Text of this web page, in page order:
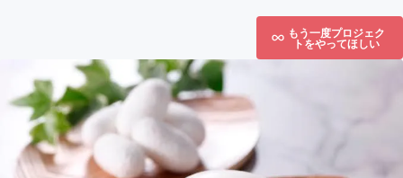
もう一度プロジェク
トをやってほしい